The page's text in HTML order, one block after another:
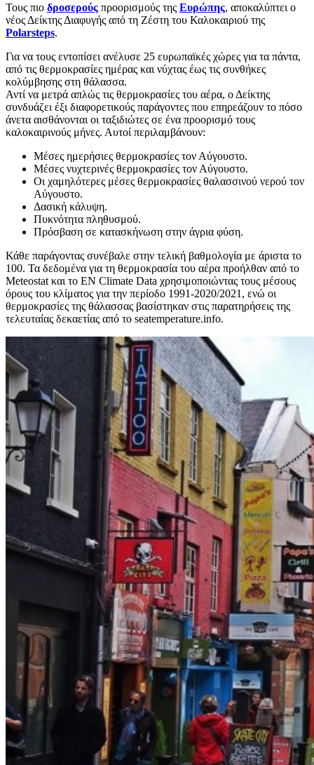
Τους πιο δροσερούς προορισμούς της Ευρώπης, αποκαλύπτει ο
νέος Δείκτης Διαφυγής από τη Ζέστη του Καλοκαιριού της
Polarsteps.
Για να τους εντοπίσει ανέλυσε 25 ευρωπαϊκές χώρες για τα πάντα,
από τις θερμοκρασίες ημέρας και νύχτας έως τις συνθήκες
κολύμβησης στη θάλασσα.
Αντί να μετρά απλώς τις θερμοκρασίες του αέρα, ο Δείκτης
συνδυάζει έξι διαφορετικούς παράγοντες που επηρεάζουν το πόσο
άνετα αισθάνονται οι ταξιδιώτες σε ένα προορισμό τους
καλοκαιρινούς μήνες. Αυτοί περιλαμβάνουν:
Μέσες ημερήσιες θερμοκρασίες τον Αύγουστο.
Μέσες νυχτερινές θερμοκρασίες τον Αύγουστο.
Οι χαμηλότερες μέσες θερμοκρασίες θαλασσινού νερού τον
Αύγουστο.
Δασική κάλυψη.
Πυκνότητα πληθυσμού.
Πρόσβαση σε κατασκήνωση στην άγρια ​​φύση.
Κάθε παράγοντας συνέβαλε στην τελική βαθμολογία με άριστα το
100. Τα δεδομένα για τη θερμοκρασία του αέρα προήλθαν από το
Meteostat και το EN Climate Data χρησιμοποιώντας τους μέσους
όρους του κλίματος για την περίοδο 1991-2020/2021, ενώ οι
θερμοκρασίες της θάλασσας βασίστηκαν στις παρατηρήσεις της
τελευταίας δεκαετίας από το seatemperature.info.